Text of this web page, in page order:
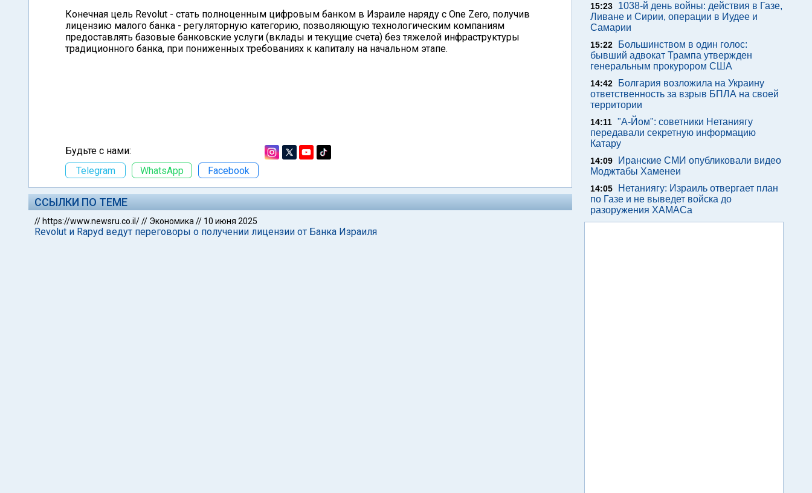
Конечная цель Revolut - стать полноценным цифровым банком в Израиле наряду с One Zero, получив
лицензию малого банка - регуляторную категорию, позволяющую технологическим компаниям
предоставлять базовые банковские услуги (вклады и текущие счета) без тяжелой инфраструктуры
традиционного банка, при пониженных требованиях к капиталу на начальном этапе.
Будьте с нами:
Telegram
WhatsApp Facebook
ССЫЛКИ ПО ТЕМЕ
// https://www.newsru.co.il/// Экономика // 10 июня 2025
Revolut и Rapyd ведут переговоры о получении лицензии от Банка Израиля
15:23
1038-й день войны: действия в Газе,
Ливане и Сирии, операции в Иудее и
Самарии
15:22
Большинством в один голос:
бывший адвокат Трампа утвержден
генеральным прокурором США
14:42
Болгария возложила на Украину
ответственность за взрыв БПЛА на своей
территории
14:11 "А-Йом": советники Нетаниягу
передавали секретную информацию
Катару
14:09
Иранские СМИ опубликовали видео
Моджтабы Хаменеи
14:05
Нетаниягу: Израиль отвергает план
по Газе и не выведет войска до
разоружения ХАМАСа